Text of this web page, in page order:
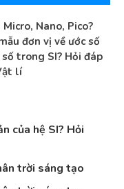
Nano, Pico?
đơn vị về ước số
trong SI? Hỏi đáp
lí
của hệ SI? Hỏi
trời sáng tạo